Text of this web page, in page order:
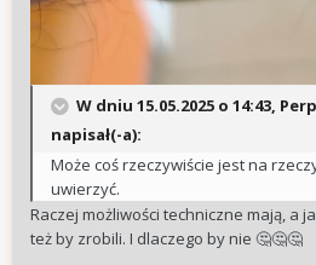
W dniu 15.05.2025 o 14:43,
napisał(-a):
Może coś rzeczywiście jest na
uwierzyć.
Raczej możliwości techniczne mają, a
też by zrobili. I dlaczego by nie 🤔🤔🤔